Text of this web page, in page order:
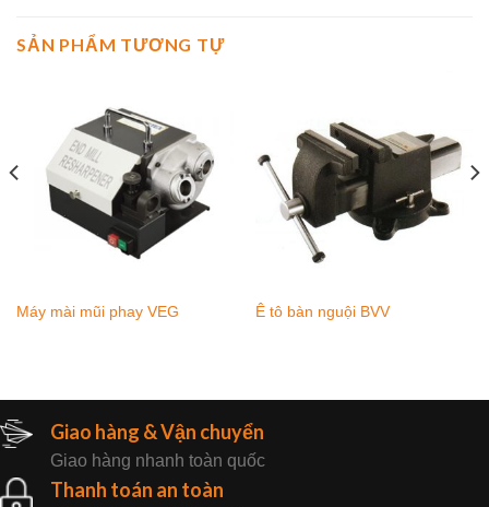
SẢN PHẨM TƯƠNG TỰ
Máy mài mũi phay VEG Ê tô bàn nguội BVV
Giao hàng & Vận chuyển
Giao hàng nhanh toàn quốc
Thanh toán an toàn